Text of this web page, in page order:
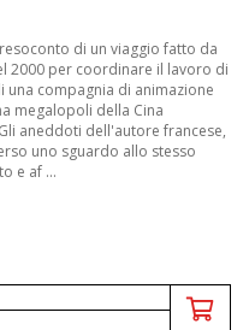
di un viaggio fatto da
2000 per coordinare il lavoro di
una compagnia di animazione
megalopoli della Cina
aneddoti dell'autore francese,
uno sguardo allo stesso
e af ...